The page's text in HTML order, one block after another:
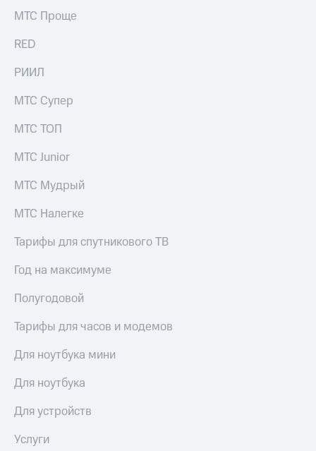
МТС Проще
RED
РИИЛ
МТС Супер
МТС ТОП
МТС Junior
МТС Мудрый
МТС Налегке
Тарифы для спутникового ТВ
Год на максимуме
Полугодовой
Тарифы для часов и модемов
Для ноутбука мини
Для ноутбука
Для устройств
Услуги